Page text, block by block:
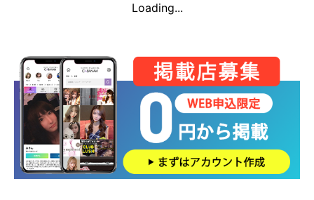
Loading...